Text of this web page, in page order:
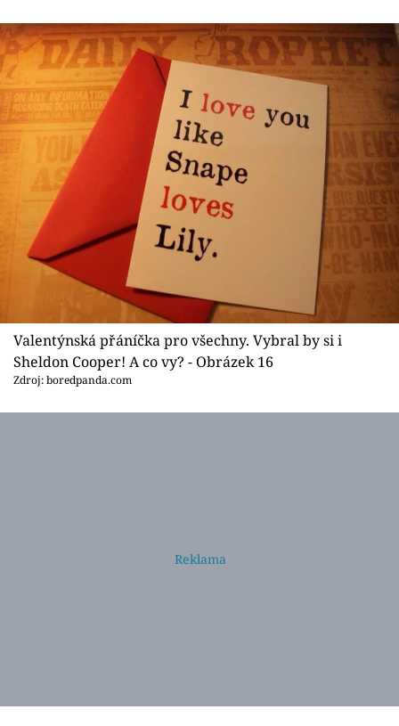
Valentýnská přáníčka pro všechny. Vybral by si i
Sheldon Cooper! A co vy? - Obrázek 16
Zdroj: boredpanda.com